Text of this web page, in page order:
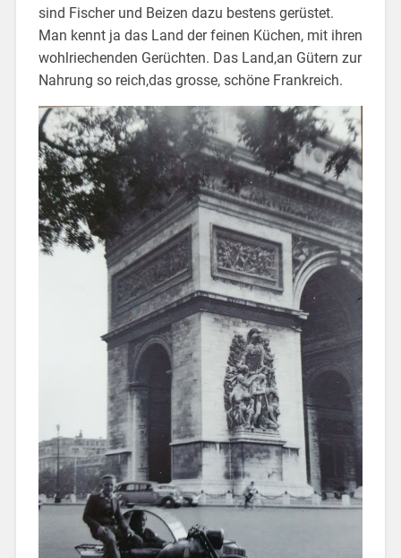
sind Fischer und Beizen dazu bestens gerüstet.
Man kennt ja das Land der feinen Küchen, mit ihren
wohlriechenden Gerüchten. Das Land,an Gütern zur
Nahrung so reich,das grosse, schöne Frankreich.